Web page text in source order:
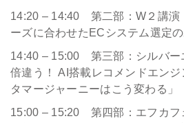
14:20 – 14:40 第二部：W２講演
ーズに合わせたECシステム選定の
14:40 – 15:00 第三部：シルバー
倍違う！ AI搭載レコメンドエン
タマージャーニーはこう変わる」
15:00 – 15:20 第四部：エフカフ